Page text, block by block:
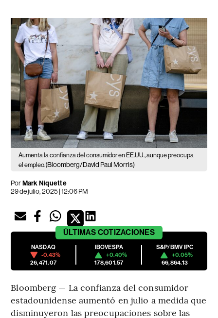
Aumenta la confianza del consumidor en EE.UU., aunque preocupa
el empleo.(Bloomberg/David Paul Morris)
PorMark Niquette
29 de julio, 2025 | 12:06 PM
ÚLTIMAS COTIZACIONES
NASDAQ
-0.43%
26,471.07
IBOVESPA
+0.40%
178,601.57
S&P/BMV IPC
+0.05%
66,864.13
Bloomberg — La confianza del consumidor
estadounidense aumentó en julio a medida que
disminuyeron las preocupaciones sobre las